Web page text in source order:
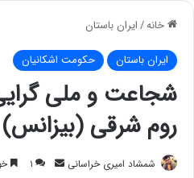
خانه/ایران باستان
ایران باستان حکومت اشکانیان
شجاعت و ملی
روم شرقی (بیزانس)
شمشاد امیری خراسانی
ارسال ۱